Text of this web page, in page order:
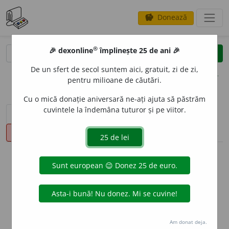
savings Donează
clear
opțiuni
sinteza definițiilor (1) definiții (38)
declinări
info
Aceste definiții sunt compilate de
echipa dexonline. Definițiile
originale se află pe filadefiniții.
Puteți reordona filele pe pagina de
🎉 dexonline® împlinește 25 de ani 🎉
De un sfert de secol suntem aici, gratuit, zi de zi,
pentru milioane de căutări.
Cu o mică donație aniversară ne-ați ajuta să păstrăm
cuvintele la îndemâna tuturor și pe viitor.
Am donat deja.